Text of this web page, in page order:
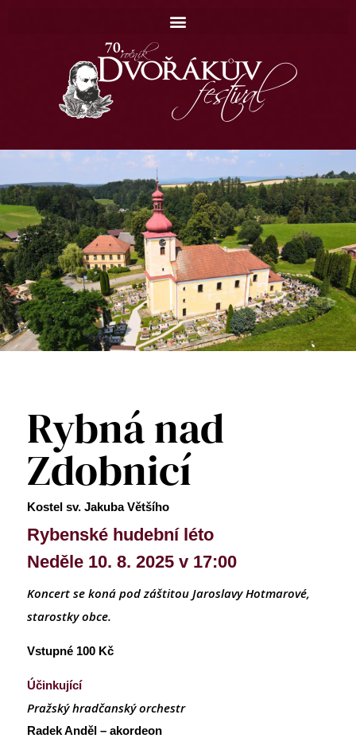
Domů
Koncerty
Katalog
Kontakt
Rybná nad
Zdobnicí
Kostel sv. Jakuba Většího
Rybenské hudební léto
Neděle 10. 8. 2025 v 17:00
Koncert se koná pod záštitou Jaroslavy Hotmarové,
starostky obce.
Vstupné 100 Kč
Účinkující
Pražský hradčanský orchestr
Radek Anděl – akordeon